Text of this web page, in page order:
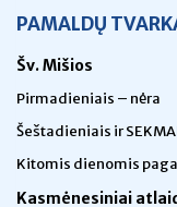
PAMALDŲ
Šv. Mišios
Pirmadieniais – nėra
Šeštadieniais ir
Kitomis dienomis
Kasmėnesiniai